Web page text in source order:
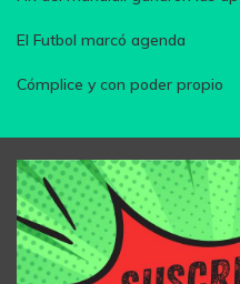
El Futbol marcó agenda
Cómplice y con poder propio